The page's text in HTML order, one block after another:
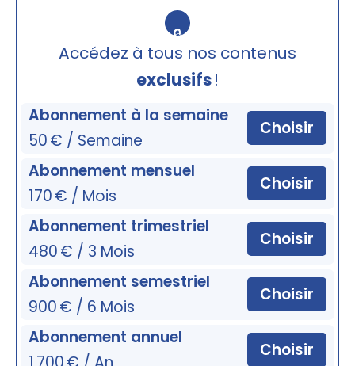
🔒
Accédez à tous nos contenus
exclusifs!
Abonnement à la semaine
50 € / Semaine
Choisir
Abonnement mensuel
170 € / Mois
Choisir
Abonnement trimestriel
480 € / 3 Mois
Choisir
Abonnement semestriel
900 € / 6 Mois
Choisir
Abonnement annuel
Choisir